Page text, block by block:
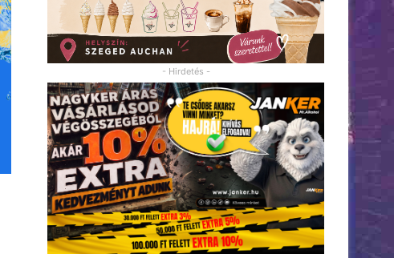
- Hirdetés -